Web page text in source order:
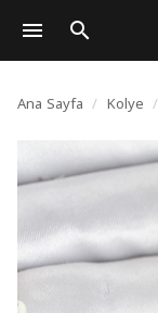
Doğal
Ana Sayfa / Kolye /